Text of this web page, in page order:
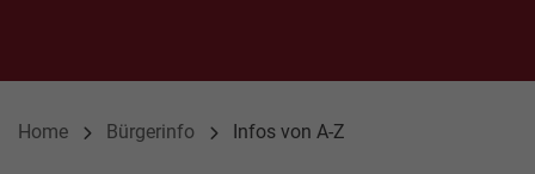
Home Bürgerinfo Infos von A-Z